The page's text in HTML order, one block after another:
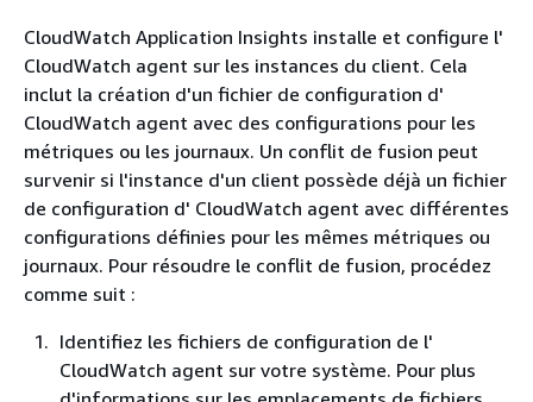
CloudWatch Application Insights installe et configure l'
CloudWatch agent sur les instances du client. Cela
inclut la création d'un fichier de configuration d'
CloudWatch agent avec des configurations pour les
métriques ou les journaux. Un conflit de fusion peut
survenir si l'instance d'un client possède déjà un fichier
de configuration d' CloudWatch agent avec différentes
configurations définies pour les mêmes métriques ou
journaux. Pour résoudre le conflit de fusion, procédez
comme suit :
Identifiez les fichiers de configuration de l'
CloudWatch agent sur votre système. Pour plus